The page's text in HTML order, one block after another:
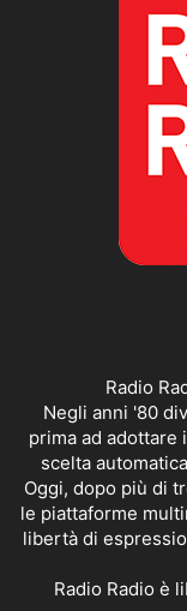
Radio
Negli anni '80
prima ad
scelta
Oggi, dopo più di
le piattaforme
libertà di
Radio Radio è